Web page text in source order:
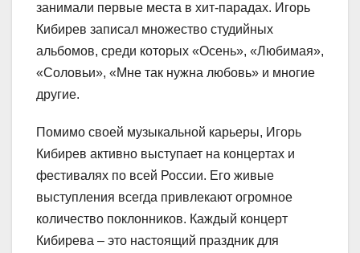
занимали первые места в хит-парадах. Игорь
Кибирев записал множество студийных
альбомов, среди которых «Осень», «Любимая»,
«Соловьи», «Мне так нужна любовь» и многие
другие.
Помимо своей музыкальной карьеры, Игорь
Кибирев активно выступает на концертах и
фестивалях по всей России. Его живые
выступления всегда привлекают огромное
количество поклонников. Каждый концерт
Кибирева – это настоящий праздник для